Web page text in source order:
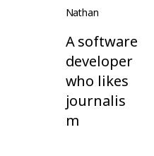
Nathan
A software
developer
who likes
journalis
m